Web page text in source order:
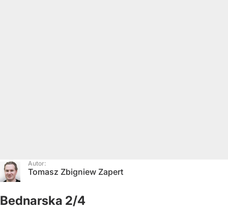
Autor:
Tomasz Zbigniew Zapert
Bednarska 2/4